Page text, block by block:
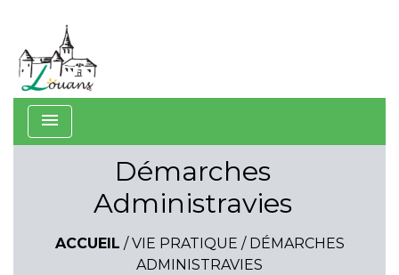
menu
Démarches
Administravies
ACCUEIL / VIE PRATIQUE / DÉMARCHES
ADMINISTRAVIES